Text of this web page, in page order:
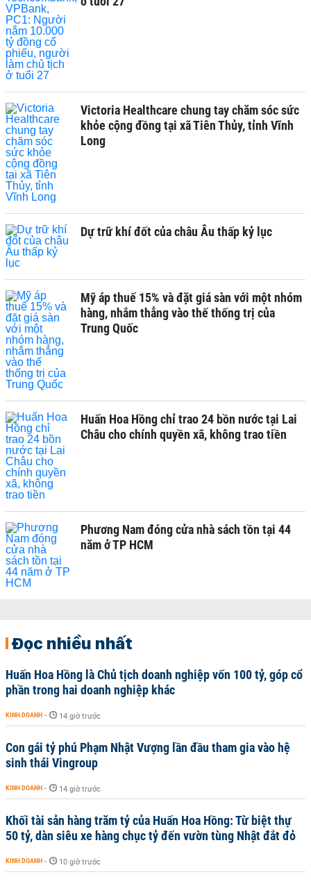
Victoria Healthcare chung tay chăm sóc sức
khỏe cộng đồng tại xã Tiên Thủy, tỉnh Vĩnh
Long
Dự trữ khí đốt của châu Âu thấp kỷ lục
Mỹ áp thuế 15% và đặt giá sàn với một nhóm
hàng, nhắm thẳng vào thế thống trị của
Trung Quốc
Huấn Hoa Hồng chỉ trao 24 bồn nước tại Lai
Châu cho chính quyền xã, không trao tiền
Phương Nam đóng cửa nhà sách tồn tại 44
năm ở TP HCM
Đọc nhiều nhất
Huấn Hoa Hồng là Chủ tịch doanh nghiệp vốn 100 tỷ, góp cổ
phần trong hai doanh nghiệp khác
KINH DOANH - 14 giờ trước
Con gái tỷ phú Phạm Nhật Vượng lần đầu tham gia vào hệ
sinh thái Vingroup
KINH DOANH - 14 giờ trước
Khối tài sản hàng trăm tỷ của Huấn Hoa Hồng: Từ biệt thự
50 tỷ, dàn siêu xe hàng chục tỷ đến vườn tùng Nhật đắt đỏ
KINH DOANH - 10 giờ trước